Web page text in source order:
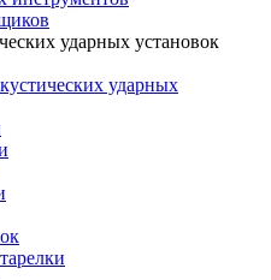
ударных установок
ударных